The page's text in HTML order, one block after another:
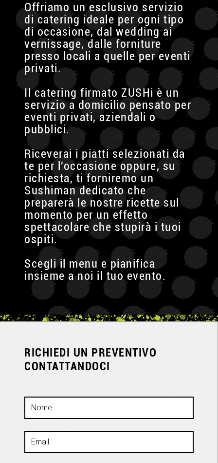
Offriamo un esclusivo servizio
di catering ideale per ogni tipo
di occasione, dal wedding ai
vernissage, dalle forniture
presso locali a quelle per eventi
privati.
Il catering firmato ZUSHi è un
servizio a domicilio pensato per
eventi privati, aziendali o
pubblici.
Riceverai i piatti selezionati da
te per l'occasione oppure, su
richiesta, ti forniremo un
Sushiman dedicato che
preparerà le nostre ricette sul
momento per un effetto
spettacolare che stupirà i tuoi
ospiti.
Scegli il menu e pianifica
insieme a noi il tuo evento.
RICHIEDI UN PREVENTIVO
CONTATTANDOCI